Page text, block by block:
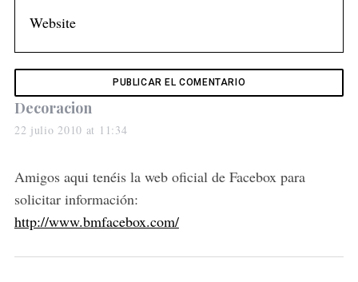
s
a
s
:
Decoracion
22 julio 2010 at 11:34
Amigos aqui tenéis la web oficial de Facebox para
solicitar información:
http://www.bmfacebox.com/